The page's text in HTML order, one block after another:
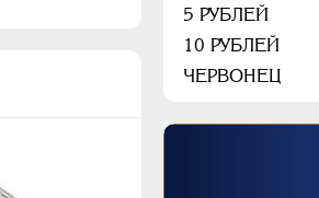
5 РУБЛЕЙ
10 РУБЛЕЙ
ЧЕРВОНЕЦ